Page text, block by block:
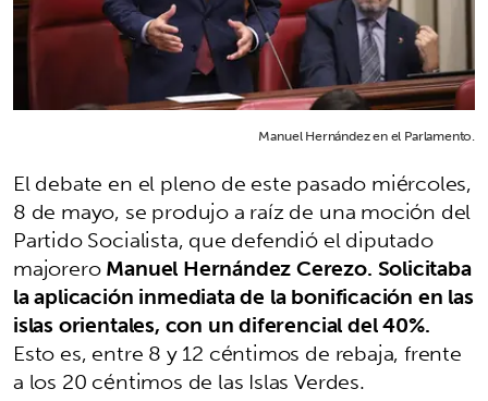
Manuel Hernández en el Parlamento.
El debate en el pleno de este pasado miércoles,
8 de mayo, se produjo a raíz de una moción del
Partido Socialista, que defendió el diputado
majoreroManuel Hernández Cerezo. Solicitaba
la aplicación inmediata de la bonificación en las
islas orientales, con un diferencial del 40%.
Esto es, entre 8 y 12 céntimos de rebaja, frente
a los 20 céntimos de las Islas Verdes.